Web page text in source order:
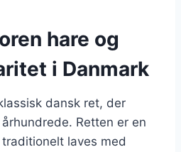
hare og
i Danmark
dansk ret, der
Retten er en
laves med